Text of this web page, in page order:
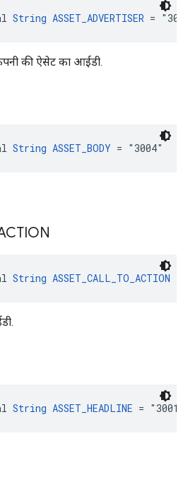
String ASSET_ADVERTISER =
की ऐसेट का आईडी.
String ASSET_BODY = "3004"
String ASSET_CALL_TO_ACTION
String ASSET_HEADLINE = "3001"